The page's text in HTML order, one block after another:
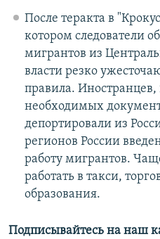
После теракта в
котором следователи
мигрантов из
власти резко
правила.
необходимых
депортировали из
регионов России
работу мигрантов.
работать в такси,
образования.
Подписывайтесь на наш